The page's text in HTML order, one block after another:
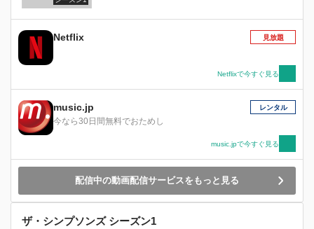
Netflix 見放題
Netflixで今すぐ見る
music.jp
今なら30日間無料でおためし
レンタル
music.jpで今すぐ見る
配信中の動画配信サービスをもっと見る
ザ・シンプソンズ シーズン1